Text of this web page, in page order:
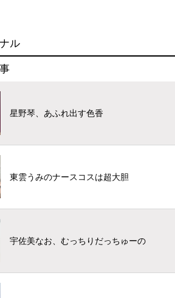
grazie
ル
grazie
星野琴、あふれ出す色香
東雲うみのナースコスは超大胆
宇佐美なお、むっちりだっちゅーの